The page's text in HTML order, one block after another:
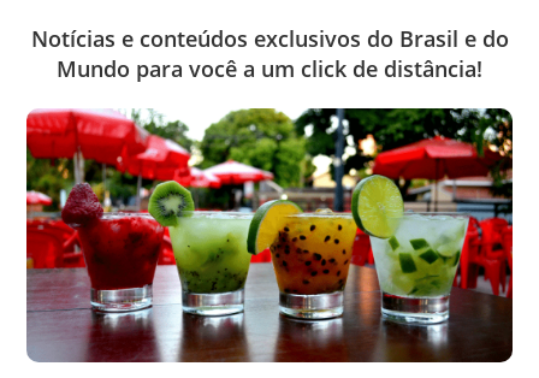
Notícias e conteúdos exclusivos do Brasil e do
Mundo para você a um click de distância!